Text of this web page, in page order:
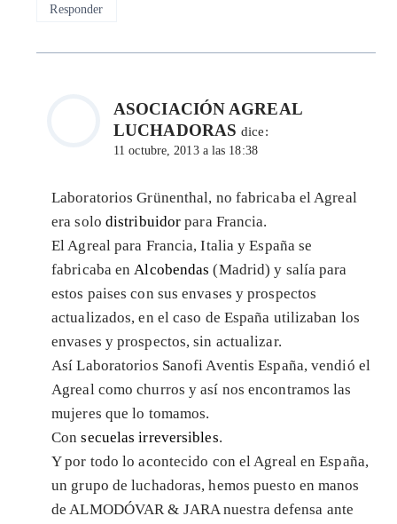
Responder
ASOCIACIÓN AGREAL
LUCHADORAS dice:
11 octubre, 2013 a las 18:38
Laboratorios Grünenthal, no fabricaba el Agreal
era solo distribuidorpara Francia.
El Agreal para Francia, Italia y España se
fabricaba enAlcobendas(Madrid) y salía para
estos paises con sus envases y prospectos
actualizados, en el caso de España utilizaban los
envases y prospectos, sin actualizar.
Así Laboratorios Sanofi Aventis España, vendió el
Agreal como churros y así nos encontramos las
mujeres que lo tomamos.
Consecuelas irreversibles.
Y por todo lo acontecido con el Agreal en España,
un grupo de luchadoras, hemos puesto en manos
de ALMODÓVAR & JARA nuestra defensa ante